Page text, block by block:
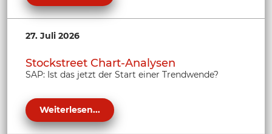
27. Juli 2026
Stockstreet Chart-Analysen
SAP: Ist das jetzt der Start einer Trendwende?
Weiterlesen...